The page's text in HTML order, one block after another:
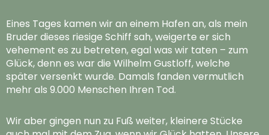
Eines Tages kamen wir an einem Hafen an, als mein
Bruder dieses riesige Schiff sah, weigerte er sich
vehement es zu betreten, egal was wir taten – zum
Glück, denn es war die Wilhelm Gustloff, welche
später versenkt wurde. Damals fanden vermutlich
mehr als 9.000 Menschen Ihren Tod.
Wir aber gingen nun zu Fuß weiter, kleinere Stücke